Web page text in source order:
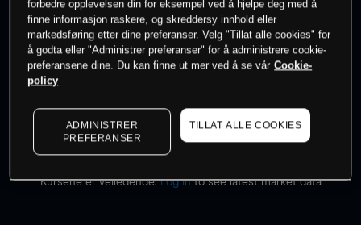
0% av kunder erpå dette instrumentet
Kursene er veiledende.Log into see latest market data
forbedre opplevelsen din for eksempel ved å hjelpe deg med å
finne informasjon raskere, og skreddersy innhold eller
markedsføring etter dine preferanser. Velg "Tillat alle cookies" for
å godta eller "Administrer preferanser" for å administrere cookie-
preferansene dine. Du kan finne ut mer ved å se vår Cookie-
policy
ADMINISTRER
PREFERANSER
TILLAT ALLE COOKIES